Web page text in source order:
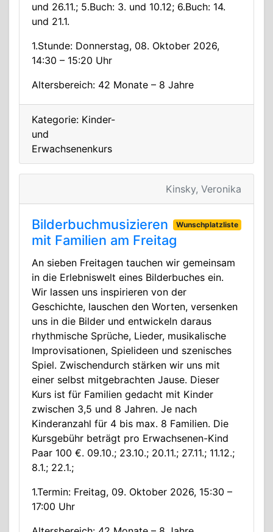
und 26.11.; 5.Buch: 3. und 10.12; 6.Buch: 14.
und 21.1.
1.Stunde: Donnerstag, 08. Oktober 2026,
14:30 – 15:20 Uhr
Altersbereich: 42 Monate – 8 Jahre
Kategorie: Kinder-
und
Erwachsenenkurs
Kinsky, Veronika
Wunschplatzliste
Bilderbuchmusizieren
mit Familien am Freitag
An sieben Freitagen tauchen wir gemeinsam
in die Erlebniswelt eines Bilderbuches ein.
Wir lassen uns inspirieren von der
Geschichte, lauschen den Worten, versenken
uns in die Bilder und entwickeln daraus
rhythmische Sprüche, Lieder, musikalische
Improvisationen, Spielideen und szenisches
Spiel. Zwischendurch stärken wir uns mit
einer selbst mitgebrachten Jause. Dieser
Kurs ist für Familien gedacht mit Kinder
zwischen 3,5 und 8 Jahren. Je nach
Kinderanzahl für 4 bis max. 8 Familien. Die
Kursgebühr beträgt pro Erwachsenen-Kind
Paar 100 €. 09.10.; 23.10.; 20.11.; 27.11.; 11.12.;
8.1.; 22.1.;
1.Termin: Freitag, 09. Oktober 2026, 15:30 –
17:00 Uhr